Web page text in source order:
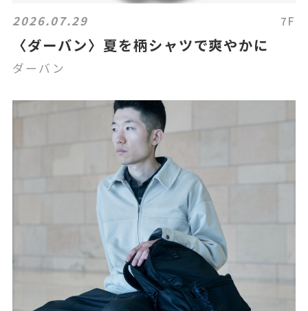
2026.07.29 7F
〈ダーバン〉夏を柄シャツで爽やかに
ダーバン